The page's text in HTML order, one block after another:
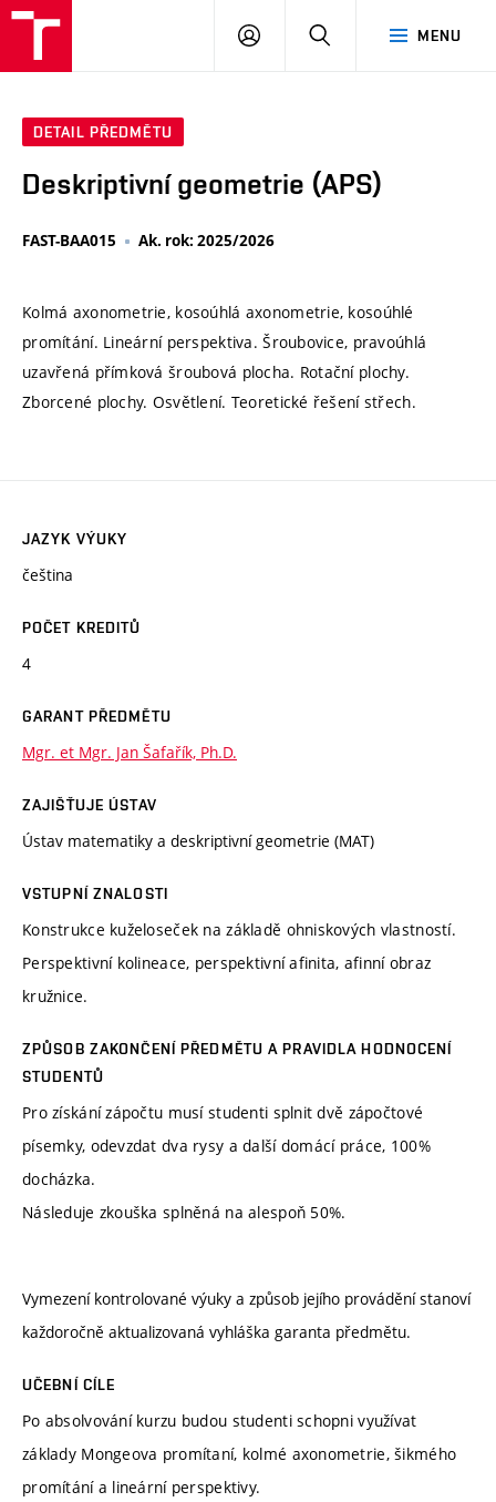
MENU
PŘIHLÁSIT
DETAIL PŘEDMĚTU
Deskriptivní geometrie (APS)
FAST-BAA015 Ak. rok: 2025/2026
Kolmá axonometrie, kosoúhlá axonometrie, kosoúhlé
promítání. Lineární perspektiva. Šroubovice, pravoúhlá
uzavřená přímková šroubová plocha. Rotační plochy.
Zborcené plochy. Osvětlení. Teoretické řešení střech.
JAZYK VÝUKY
čeština
POČET KREDITŮ
4
GARANT PŘEDMĚTU
Mgr. et Mgr. Jan Šafařík, Ph.D.
ZAJIŠŤUJE ÚSTAV
Ústav matematiky a deskriptivní geometrie (MAT)
VSTUPNÍ ZNALOSTI
Konstrukce kuželoseček na základě ohniskových vlastností.
Perspektivní kolineace, perspektivní afinita, afinní obraz
kružnice.
ZPŮSOB ZAKONČENÍ PŘEDMĚTU A PRAVIDLA HODNOCENÍ
STUDENTŮ
Pro získání zápočtu musí studenti splnit dvě zápočtové
písemky, odevzdat dva rysy a další domácí práce, 100%
docházka.
Následuje zkouška splněná na alespoň 50%.
Vymezení kontrolované výuky a způsob jejího provádění stanoví
každoročně aktualizovaná vyhláška garanta předmětu.
UČEBNÍ CÍLE
Po absolvování kurzu budou studenti schopni využívat
základy Mongeova promítaní, kolmé axonometrie, šikmého
promítání a lineární perspektivy.